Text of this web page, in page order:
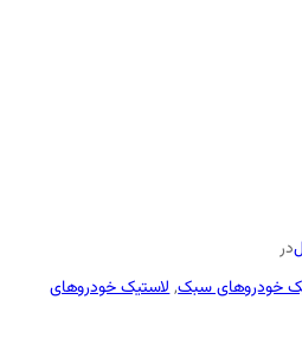
در
خودروهای سبک, لاستیک خودروهای